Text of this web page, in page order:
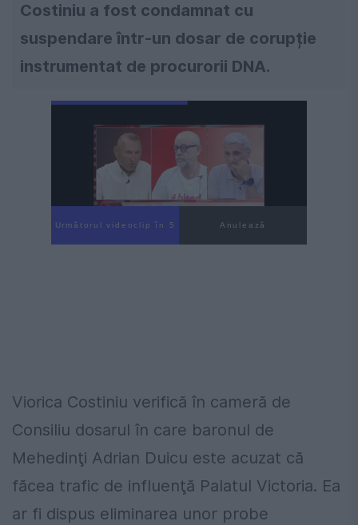
Costiniu a fost condamnat cu
suspendare într-un dosar de corupție
instrumentat de procurorii DNA.
Următorul videoclip în 4 Anulează
Viorica Costiniu verifică în cameră de
Consiliu dosarul în care baronul de
Mehedinţi Adrian Duicu este acuzat că
făcea trafic de influenţă Palatul Victoria. Ea
ar fi dispus eliminarea unor probe